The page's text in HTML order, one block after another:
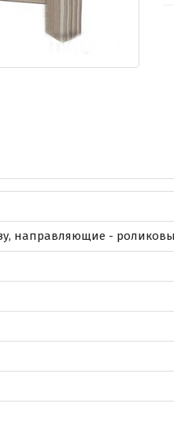
направляющие -